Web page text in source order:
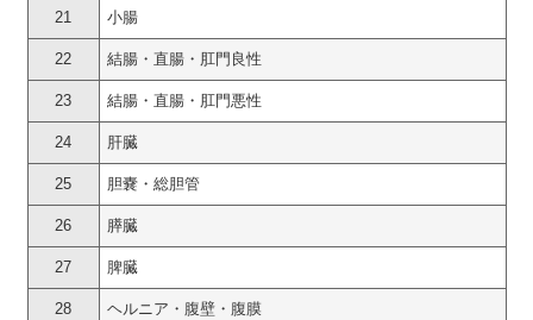
21 小腸
22 結腸・直腸・肛門良性
23 結腸・直腸・肛門悪性
24 肝臓
25 胆嚢・総胆管
26 膵臓
27 脾臓
28 ヘルニア・腹壁・腹膜